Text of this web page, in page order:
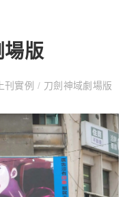
場版
刊實例 / 刀劍神域劇場版